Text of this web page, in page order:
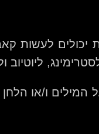
לעשות
ליוטיוב
המילים ו/או